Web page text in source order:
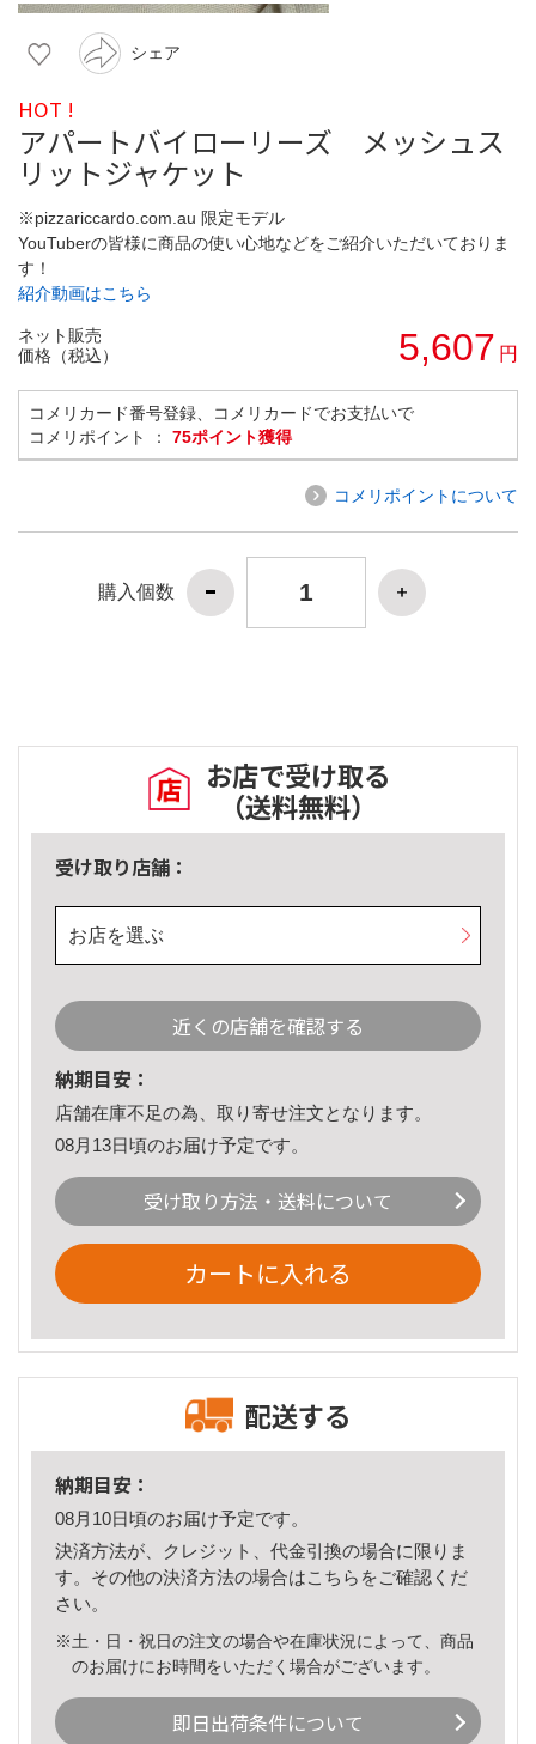
シェア
HOT !
アパートバイローリーズ メッシュス
リットジャケット
※pizzariccardo.com.au 限定モデル
YouTuberの皆様に商品の使い心地などをご紹介いただいておりま
す！
紹介動画はこちら
ネット販売
価格（税込）
5,607 円
コメリカード番号登録、コメリカードでお支払いで
コメリポイント ： 75ポイント獲得
コメリポイントについて
購入個数
お店で受け取る
（送料無料）
受け取り店舗：
お店を選ぶ
近くの店舗を確認する
納期目安：
店舗在庫不足の為、取り寄せ注文となります。
08月13日頃のお届け予定です。
受け取り方法・送料について
カートに入れる
配送する
納期目安：
08月10日頃のお届け予定です。
決済方法が、クレジット、代金引換の場合に限りま
す。その他の決済方法の場合はこちら をご確認くだ
さい。
※土・日・祝日の注文の場合や在庫状況によって、商品
のお届けにお時間をいただく場合がございます。
即日出荷条件について